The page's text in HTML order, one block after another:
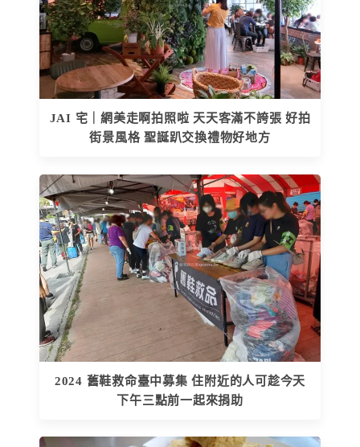
JAI 宅｜網美走啊拍照啦 天天客滿不誇張 好拍
街景風格 聖誕趴交換禮物好地方
2024 舊鞋救命臺中募集 住附近的人可趁今天
下午三點前一起來捐助